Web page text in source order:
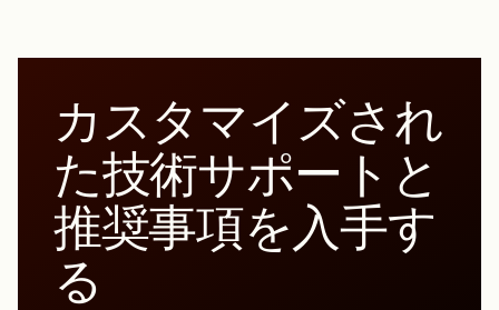
カスタマイズされ
た技術サポートと
推奨事項を入手す
る